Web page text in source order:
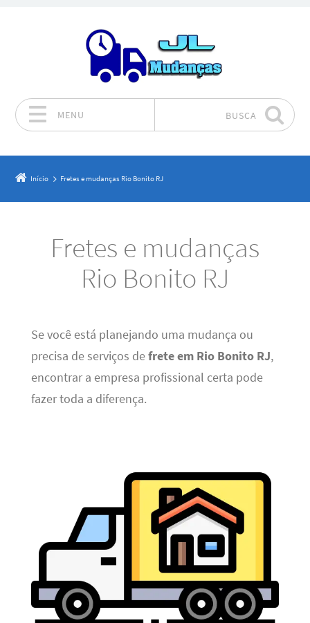
MENU BUSCA
Início Fretes e mudanças Rio Bonito RJ
Fretes e mudanças
Rio Bonito RJ
Se você está planejando uma mudança ou
precisa de serviços defrete em Rio Bonito RJ,
encontrar a empresa profissional certa pode
fazer toda a diferença.